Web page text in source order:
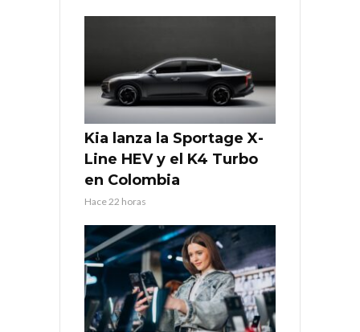
Kia lanza la Sportage X-
Line HEV y el K4 Turbo
en Colombia
Hace 22 horas